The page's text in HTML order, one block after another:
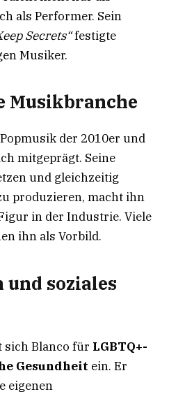
als Performer. Sein
Secrets“festigte
Musiker.
Musikbranche
der 2010er und
mitgeprägt. Seine
und gleichzeitig
produzieren, macht ihn
in der Industrie. Viele
ihn als Vorbild.
und soziales
sich Blanco für LGBTQ+-
Gesundheit ein. Er
eigenen